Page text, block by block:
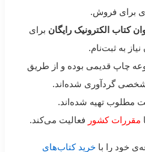
برای فروش.
کتاب الکترونیک رایگان برای
به ثبت‌نام.
چاپ قدیمی بوده و از طریق
شخصی گردآوری شده‌اند.
مطلوب تهیه شده‌اند.
مقررات کشور فعالیت می‌کند.
خود را با خرید کتاب‌های